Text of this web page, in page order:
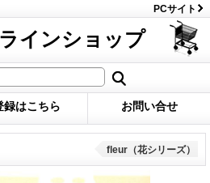
PCサイト
インショップ
録はこちら お問い合せ
fleur（花シリーズ）